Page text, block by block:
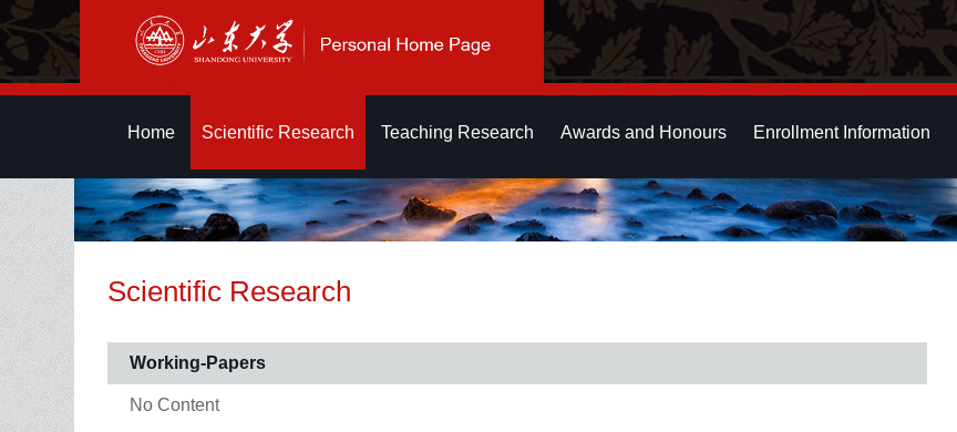
Home Scientific Research Teaching Research Awards and Honours Enrollment Information
Scientific Research
Working-Papers
No Content